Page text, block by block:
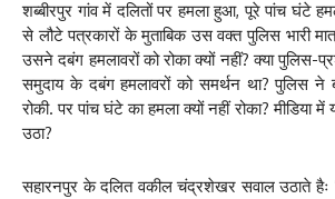
शब्बीरपुर गांव में दलितों पर हमला हुआ, पूरे पांच घंटे
से लौटे पत्रकारों के मुताबिक उस वक्त पुलिस भारी
उसने दबंग हमलावरों को रोका क्यों नहीं? क्या पुलिस-
समुदाय के दबंग हमलावरों को समर्थन था? पुलिस ने
रोकी. पर पांच घंटे का हमला क्यों नहीं रोका? मीडिया
उठा?
सहारनपुर के दलित वकील चंद्रशेखर सवाल उठाते